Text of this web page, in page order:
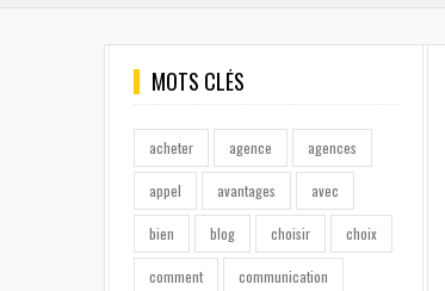
MOTS CLÉS
acheter agence agences
appel avantages avec
bien blog choisir choix
comment communication